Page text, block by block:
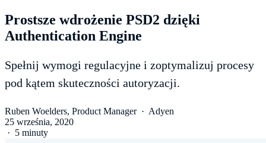
Prostsze wdrożenie PSD2 dzięki
Authentication Engine
Spełnij wymogi regulacyjne i zoptymalizuj procesy
pod kątem skuteczności autoryzacji.
Ruben Woelders, Product Manager· Adyen
25 września, 2020
· 5 minuty